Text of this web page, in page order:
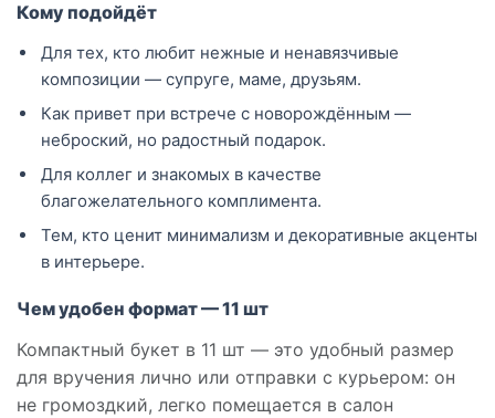
Кому подойдёт
Для тех, кто любит нежные и ненавязчивые
композиции — супруге, маме, друзьям.
Как привет при встрече с новорождённым —
неброский, но радостный подарок.
Для коллег и знакомых в качестве
благожелательного комплимента.
Тем, кто ценит минимализм и декоративные акценты
в интерьере.
Чем удобен формат — 11 шт
Компактный букет в 11 шт — это удобный размер
для вручения лично или отправки с курьером: он
не громоздкий, легко помещается в салон